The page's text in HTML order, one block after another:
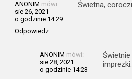
ANONIM mówi:
sie 26, 2021
o godzinie 14:29
Odpowiedz
Świetna,
ANONIM mówi:
sie 28, 2021
o godzinie 14:23